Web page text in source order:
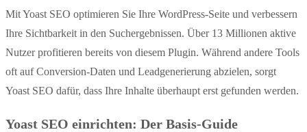
Mit Yoast SEO optimieren Sie Ihre WordPress-Seite und verbessern
Ihre Sichtbarkeit in den Suchergebnissen. Über 13 Millionen aktive
Nutzer profitieren bereits von diesem Plugin. Während andere Tools
oft auf Conversion-Daten und Leadgenerierung abzielen, sorgt
Yoast SEO dafür, dass Ihre Inhalte überhaupt erst gefunden werden.
Yoast SEO einrichten: Der Basis-Guide